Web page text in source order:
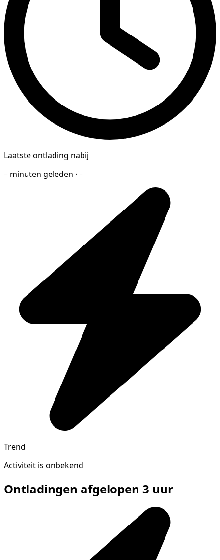
Laatste ontlading nabij
– minuten geleden · –
Trend
Activiteit is onbekend
Ontladingen afgelopen 3 uur